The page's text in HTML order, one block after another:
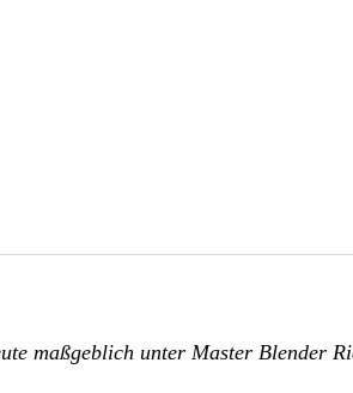
maßgeblich unter Master Blender